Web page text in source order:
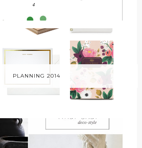
PLANNING 2014